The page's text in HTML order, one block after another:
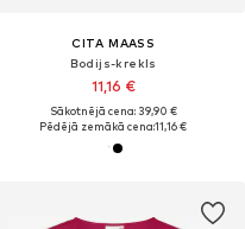
CITA MAASS
Bodijs-krekls
11,16 €
Sākotnējā cena: 39,90 €
Pēdējā zemākā cena:11,16 €